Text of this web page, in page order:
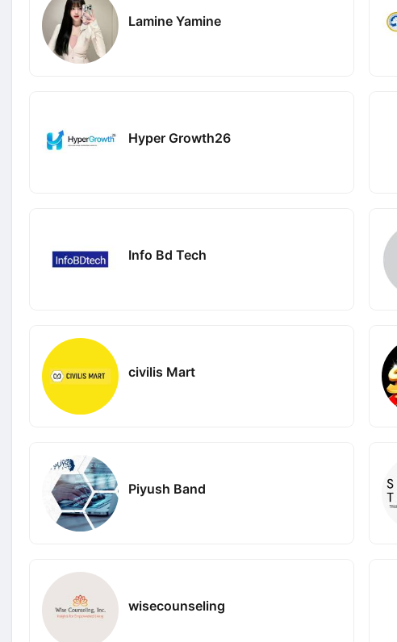
Lamine Yamine
Hyper Growth26
Info Bd Tech
civilis Mart
Piyush Band
wisecounseling